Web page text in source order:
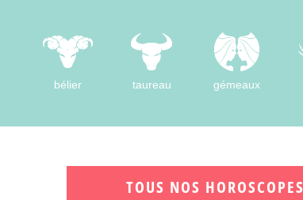
bélier taureau gémeaux
TOUS NOS HOROSCOPES